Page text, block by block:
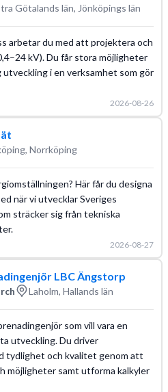
Götalands län, Jönköpings län
arbetar du med att projektera och
kV). Du får stora möjligheter
i en verksamhet som gör
2026-08-26
Norrköping
Här får du designa
när vi utvecklar Sveriges
sträcker sig från tekniska
2026-08-27
LBC Ängstorp
Laholm, Hallands län
som vill vara en
utveckling. Du driver
tydlighet och kvalitet genom att
möjligheter samt utforma kalkyler